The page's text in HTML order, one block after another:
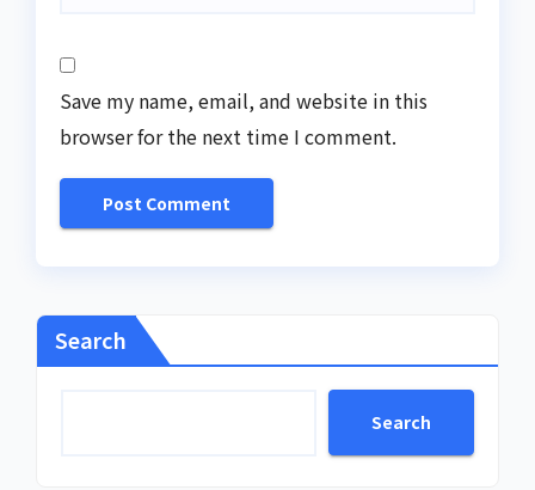
Save my name, email, and website in this
browser for the next time I comment.
Search
Search